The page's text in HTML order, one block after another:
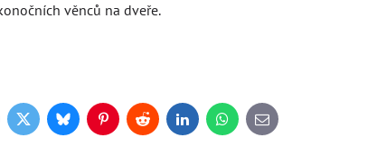
věnců na dveře.
TwitterBlueskyPinterestRedditLinkedInWhatsApp
E-
mail